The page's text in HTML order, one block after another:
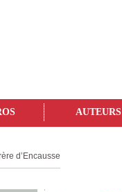
AUTEURS
d’Encausse